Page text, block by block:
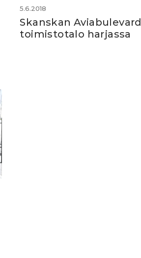
5.6.2018
Skanskan
toimistotalo harjassa